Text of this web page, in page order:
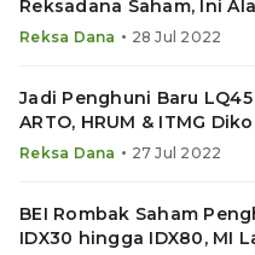
Reksadana Saham, Ini
Reksa Dana • 28 Jul 2022
Jadi Penghuni Baru
ARTO, HRUM & ITMG
Reksa Dana • 27 Jul 2022
BEI Rombak Saham
IDX30 hingga IDX80, MI